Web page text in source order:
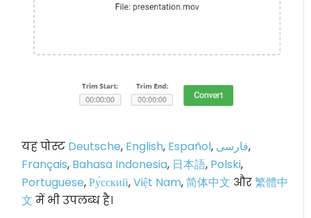
यह पोस्ट Deutsche, English, Español, فارسی,
Français, Bahasa Indonesia, 日本語, Polski,
Portuguese,Ру́сский,Việt Nam,简体中文 और繁體中
文 में भी उपलब्ध है।